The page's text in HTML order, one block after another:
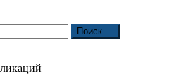
Поиск …